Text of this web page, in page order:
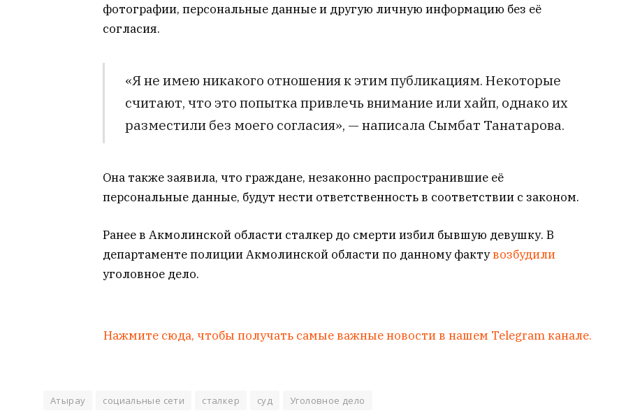
фотографии, персональные данные и другую личную информацию без её
согласия.
«Я не имею никакого отношения к этим публикациям. Некоторые
считают, что это попытка привлечь внимание или хайп, однако их
разместили без моего согласия», — написала Сымбат Танатарова.
Она также заявила, что граждане, незаконно распространившие её
персональные данные, будут нести ответственность в соответствии с законом.
Ранее в Акмолинской области сталкер до смерти избил бывшую девушку. В
департаменте полиции Акмолинской области по данному фактувозбудили
уголовное дело.
Нажмите сюда, чтобы получать самые важные новости в нашем Telegram канале.
Атырау социальные сети сталкер суд Уголовное дело